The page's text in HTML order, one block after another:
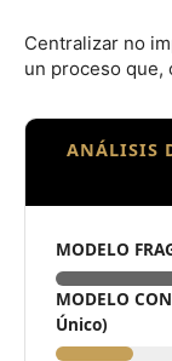
Centralizar no
un proceso que,
ANÁLISIS
MODELO
MODELO
Único)